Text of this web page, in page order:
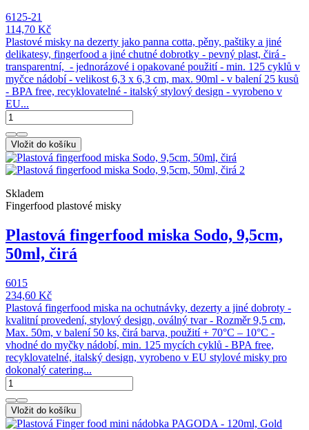
6125-21
114,70 Kč
Plastové misky na dezerty jako panna cotta, pěny, paštiky a jiné
delikatesy, fingerfood a jiné chutné dobrotky - pevný plast, čirá -
transparentní, - jednorázové i opakované použití - min. 125 cyklů v
myčce nádobí - velikost 6,3 x 6,3 cm, max. 90ml - v balení 25 kusů
- BPA free, recyklovatelné - italský stylový design - vyrobeno v
EU...
Vložit do košíku
Skladem
Fingerfood plastové misky
Plastová fingerfood miska Sodo, 9,5cm,
50ml, čirá
6015
234,60 Kč
Plastová fingerfood miska na ochutnávky, dezerty a jiné dobroty -
kvalitní provedení, stylový design, oválný tvar - Rozměr 9,5 cm,
Max. 50m, v balení 50 ks, čirá barva, použití + 70°C – 10°C -
vhodné do myčky nádobí, min. 125 mycích cyklů - BPA free,
recyklovatelné, italský design, vyrobeno v EU stylové misky pro
dokonalý catering...
Vložit do košíku